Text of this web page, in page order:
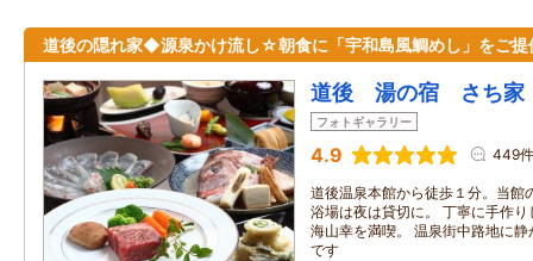
道後の隠れ家◆源泉かけ流し☆朝食に「宇和島風鯛めし」をご提
道後 湯の宿 さち家
フォトギャラリー
4.9 449件
道後温泉本館から徒歩１分。当館
浴場は夜は貸切に。 丁寧に手作
海山幸を満喫。 温泉街中路地に
です